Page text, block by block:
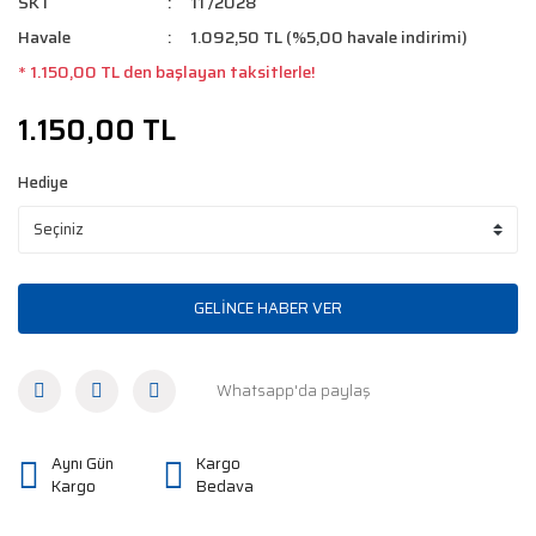
Havale
1.092,50 TL (%5,00 havale indirimi)
* 1.150,00 TL den başlayan taksitlerle!
1.150,00 TL
Hediye
GELİNCE HABER VER
Whatsapp'da paylaş
Aynı Gün
Kargo
Kargo
Bedava